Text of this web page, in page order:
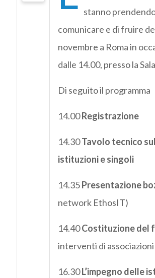
stanno
comunicare e di fruire
novembre a Roma in
dalle 14.00, presso la
Di seguito il programma
14.00Registrazione
14.30Tavolo tecnico
istituzioni e singoli
14.35Presentazione
network EthosIT)
14.40Costituzione del
interventi di
16.30L’impegno delle